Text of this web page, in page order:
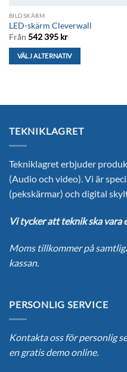
BILDSKÄRM
LED-skärm Cleverwall
Från 542 395 kr
VÄLJ ALTERNATIV
har
varianter.
De
alternativen
kan
väljas
produktsidan
TEKNIKLAGRET
Tekniklagret erbjuder
(Audio och video). Vi är
(pekskärmar) och digital
Vi tycker att teknik ska
Moms tillkommer på
kassan.
PERSONLIG SERVICE
Kontakta oss för personlig
en gratis demo online.